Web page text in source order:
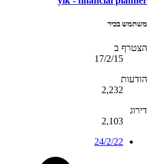
משתמש בכיר
הצטרף ב
17/2/15
הודעות
2,232
דירוג
2,103
24/2/22